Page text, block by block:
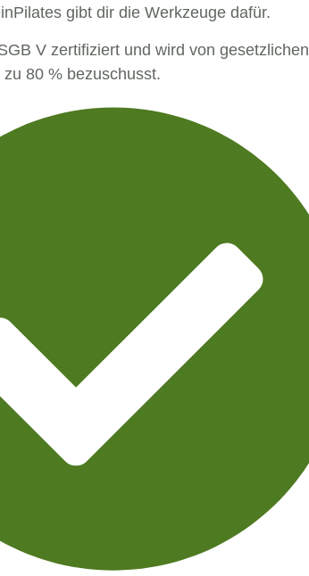
gibt dir die Werkzeuge dafür.
V zertifiziert und wird von gesetzlichen
80 % bezuschusst.